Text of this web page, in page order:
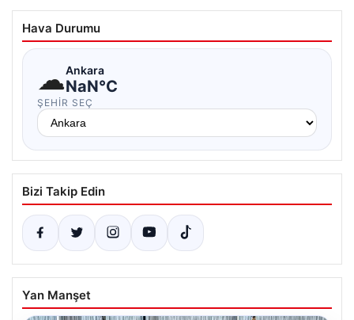
Hava Durumu
☁Ankara
NaN°C
ŞEHIR SEÇ
Bizi Takip Edin
Yan Manşet